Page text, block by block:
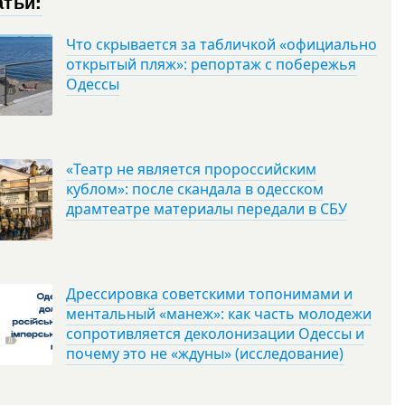
Что скрывается за табличкой «официально
открытый пляж»: репортаж с побережья
Одессы
«Театр не является пророссийским
кублом»: после скандала в одесском
драмтеатре материалы передали в СБУ
Дрессировка советскими топонимами и
ментальный «манеж»: как часть молодежи
сопротивляется деколонизации Одессы и
почему это не «ждуны» (исследование)